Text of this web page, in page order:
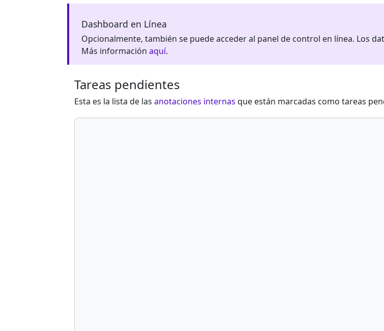
Dashboard en Línea
Opcionalmente, también se puede acceder al panel de control en línea. Los
Más información aquí.
Tareas pendientes
Esta es la lista de las anotaciones internas que están marcadas como tareas